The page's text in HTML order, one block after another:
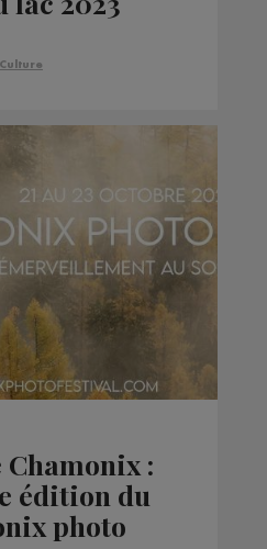
Culture
Chamonix :
édition du
photo